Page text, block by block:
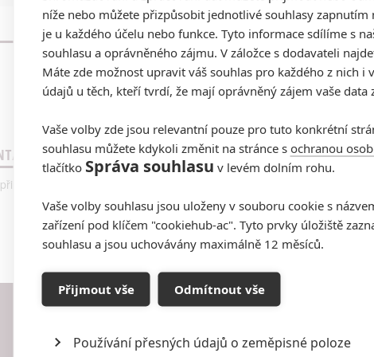
níže nebo můžete přizpůsobit jednotlivé souhlasy
je u každého účelu nebo funkce. Tyto informace sdílíme s
souhlasu a oprávněného zájmu. V záložce s dodavateli
Máte zde možnost upravit váš souhlas pro každého z nich i
údajů u těch, kteří tvrdí, že mají oprávněný zájem vaše data
Vaše volby zde jsou relevantní pouze pro tuto konkrétní
souhlasu můžete kdykoli změnit na stránce s ochranou
tlačítko Správa souhlasu v levém dolním rohu.
Vaše volby souhlasu jsou uloženy v souboru cookie s
zařízení pod klíčem "cookiehub-ac". Tyto prvky úložiště
souhlasu a jsou uchovávány maximálně 12 měsíců.
Přijmout vše Odmítnout vše
Používání přesných údajů o zeměpisné poloze